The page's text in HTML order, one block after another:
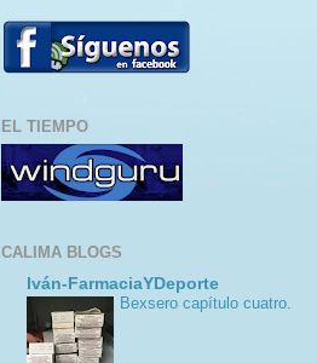
EL TIEMPO
CALIMA BLOGS
Iván-FarmaciaYDeporte
Bexsero capítulo cuatro.